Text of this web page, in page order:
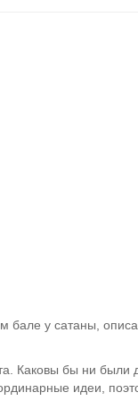
бале у сатаны,
Каковы бы ни были
идеи,